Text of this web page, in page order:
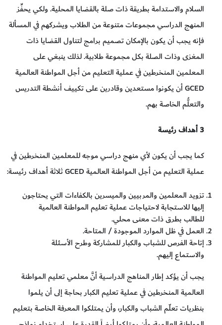
السلام والاستدامة بطريقة ذات صلة بالقضايا المحلية. ولكي يحفِّز
المنهج الدراسي مجموعات متنوعة من الطلاب ويشركهم في المسألة
فإنه يجب أن يكون بالإمكان تصميم برامج لتناول القضايا ذات
المغزى وذات الصلة بكل مجموعة طلابية. لذلك ينبغي على
المعلمين المنخرطين في عملية التعليم من أجل المواطنة العالمية
GCED أن يكونوا مستعدين وقادرين على تكييف أنشطة التدريس
والتعلُّم الخاصة بهم.
3 أهداف رئيسة
كما يجب أن يكون لأي منهج دراسي موجه للمعلمين المنخرطين في
عملية التعليم من أجل المواطنة العالمية GCED ثلاثة أهداف رئيسة:
تزويد المعلمين والمربيين والميسرين بالكفاءات التي يحتاجون
إليها للاستجابة لاحتياجات عملية تعليم المواطنة العالمية
للطالب بطرق ذات معنى محلي.
العمل في ظل الموارد الموجودة / المتاحة.
إتاحة الفرص للشباب والكبار للمشاركة وطرح الأسئلة
والاستماع إليهم.
يجب أن يؤكد إطار المناهج الدراسية أنَّ معلمي تعليم المواطنة
العالمية المنخرطين في عملية تعليم الكبار بحاجة إلى أن يلموا
بنظريات تعلّم الشباب والكبار، وأن يمتلكوا المعرفة الخاصة بتعليم